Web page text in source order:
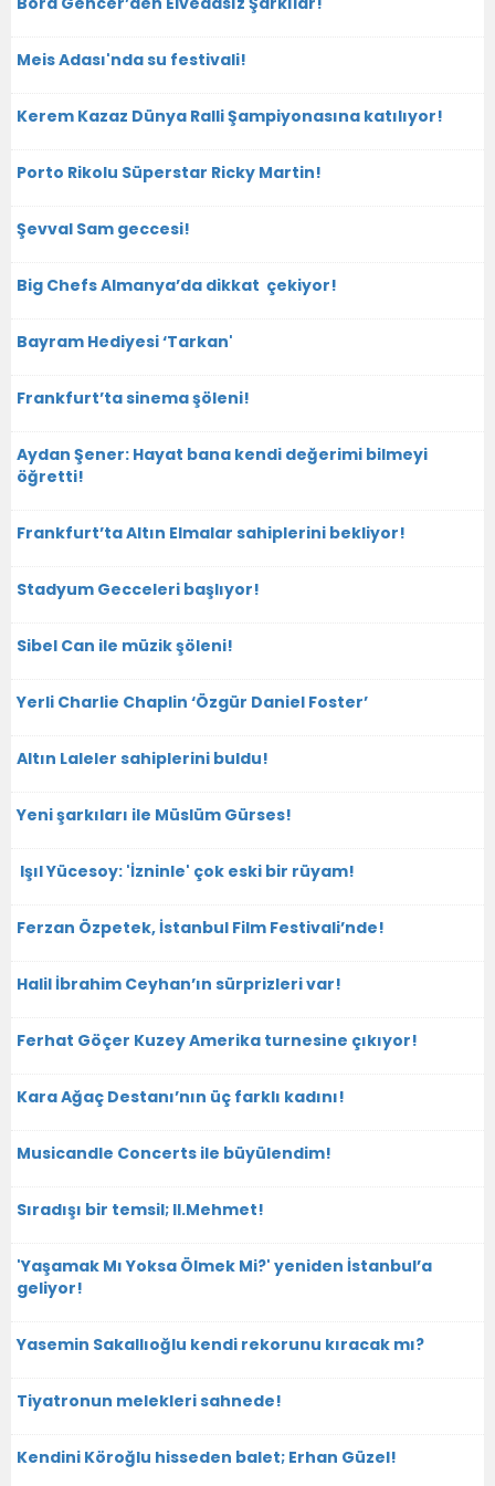
Meis Adası'nda su festivali!
Kerem Kazaz Dünya Ralli Şampiyonasına katılıyor!
Porto Rikolu Süperstar Ricky Martin!
Şevval Sam geccesi!
Big Chefs Almanya’da dikkat çekiyor!
Bayram Hediyesi ‘Tarkan'
Frankfurt’ta sinema şöleni!
Aydan Şener: Hayat bana kendi değerimi bilmeyi
öğretti!
Frankfurt’ta Altın Elmalar sahiplerini bekliyor!
Stadyum Gecceleri başlıyor!
Sibel Can ile müzik şöleni!
Yerli Charlie Chaplin ‘Özgür Daniel Foster’
Altın Laleler sahiplerini buldu!
Yeni şarkıları ile Müslüm Gürses!
Işıl Yücesoy: 'İzninle' çok eski bir rüyam!
Ferzan Özpetek, İstanbul Film Festivali’nde!
Halil İbrahim Ceyhan’ın sürprizleri var!
Ferhat Göçer Kuzey Amerika turnesine çıkıyor!
Kara Ağaç Destanı’nın üç farklı kadını!
Musicandle Concerts ile büyülendim!
Sıradışı bir temsil; II.Mehmet!
'Yaşamak Mı Yoksa Ölmek Mi?' yeniden İstanbul’a
geliyor!
Yasemin Sakallıoğlu kendi rekorunu kıracak mı?
Tiyatronun melekleri sahnede!
Kendini Köroğlu hisseden balet; Erhan Güzel!